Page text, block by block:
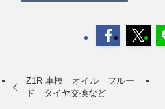
Z1R 車検 オイル フルー
ド タイヤ交換など